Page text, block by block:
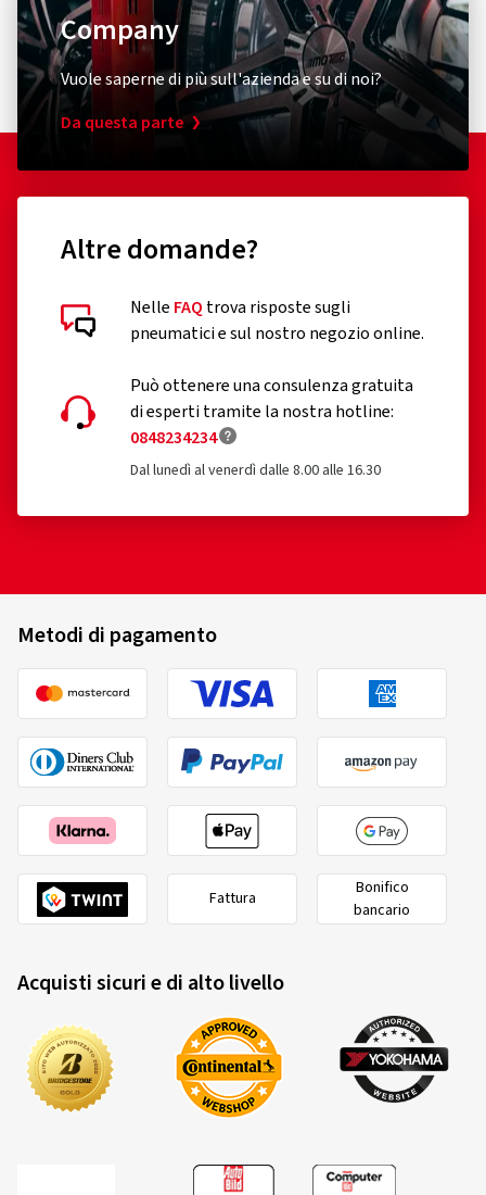
Recensioni dei clienti in dettaglio
LK 5x108
Colore:black diamond
Company
Vuole saperne di più sull'azienda e su di noi?
Da questa parte
Altre domande?
Nelle FAQ trova risposte sugli
pneumatici e sul nostro negozio online.
Può ottenere una consulenza gratuita
di esperti tramite la nostra hotline:
0848234234
Dal lunedì al venerdì dalle 8.00 alle 16.30
Metodi di pagamento
Fattura
Bonifico
bancario
Acquisti sicuri e di alto livello